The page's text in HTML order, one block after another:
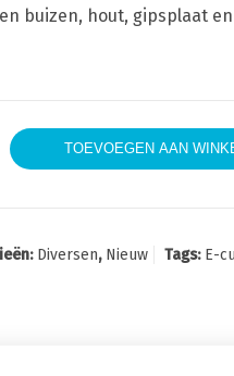
buizen, hout, gipsplaat
E-Cut Long-Life zaagblad
TOEVOEGEN AAN
Diversen, Nieuw Tags: E-